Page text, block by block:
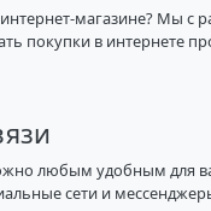
магазине? Мы с
покупки в интернете
любым удобным для
сети и